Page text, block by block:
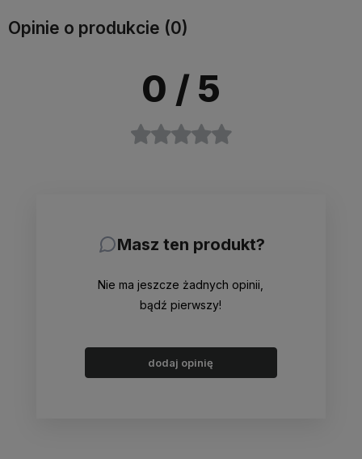
Opinie o produkcie (0)
0 / 5
Masz ten produkt?
Nie ma jeszcze żadnych opinii,
bądź pierwszy!
dodaj opinię